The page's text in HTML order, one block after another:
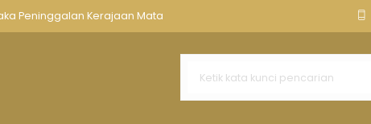
Peninggalan Kerajaan Mata
Tangguh Tuban Empu Suratma
Aksesoris Keris Tempat Keris Tombak Kawruh Keris